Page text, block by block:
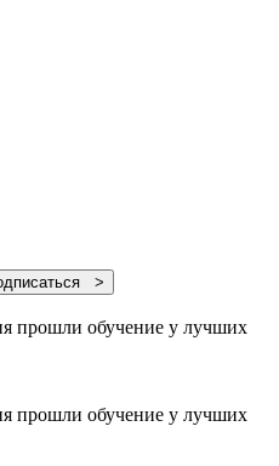
>
прошли обучение у лучших
прошли обучение у лучших